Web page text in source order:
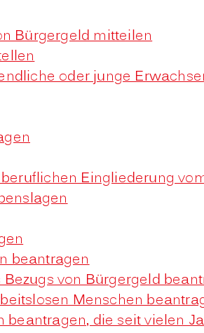
Bürgergeld mitteilen
oder junge
Eingliederung
beantragen
von Bürgergeld
Menschen
die seit vielen